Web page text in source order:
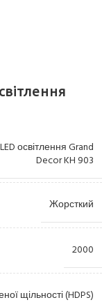
освітлення Grand
Decor KH 903
Жорсткий
2000
щільності (HDPS)